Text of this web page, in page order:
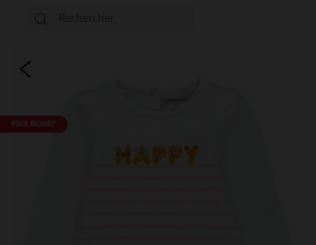
PRIX ROND*